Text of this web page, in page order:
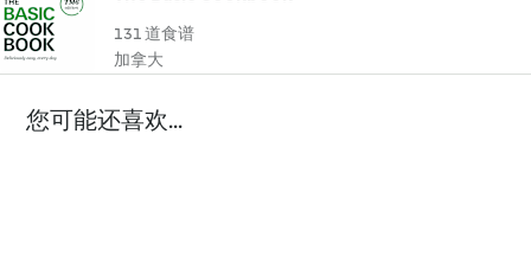
131 道食谱
加拿大
您可能还喜欢...